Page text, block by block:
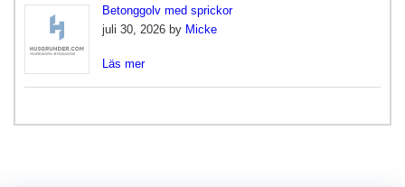
Betonggolv med sprickor
juli 30, 2026 by Micke
Läs mer